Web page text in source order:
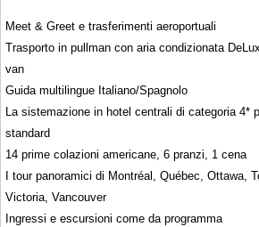
Meet & Greet e trasferimenti aeroportuali
Trasporto in pullman con aria condizionata
van
Guida multilingue Italiano/Spagnolo
La sistemazione in hotel centrali di categoria 4*
standard
14 prime colazioni americane, 6 pranzi, 1 cena
I tour panoramici di Montréal, Québec, Ottawa,
Victoria, Vancouver
Ingressi e escursioni come da programma